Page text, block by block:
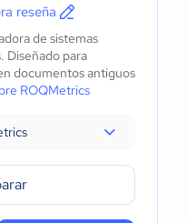
reseña
de sistemas
Diseñado para
documentos antiguos
ROQMetrics